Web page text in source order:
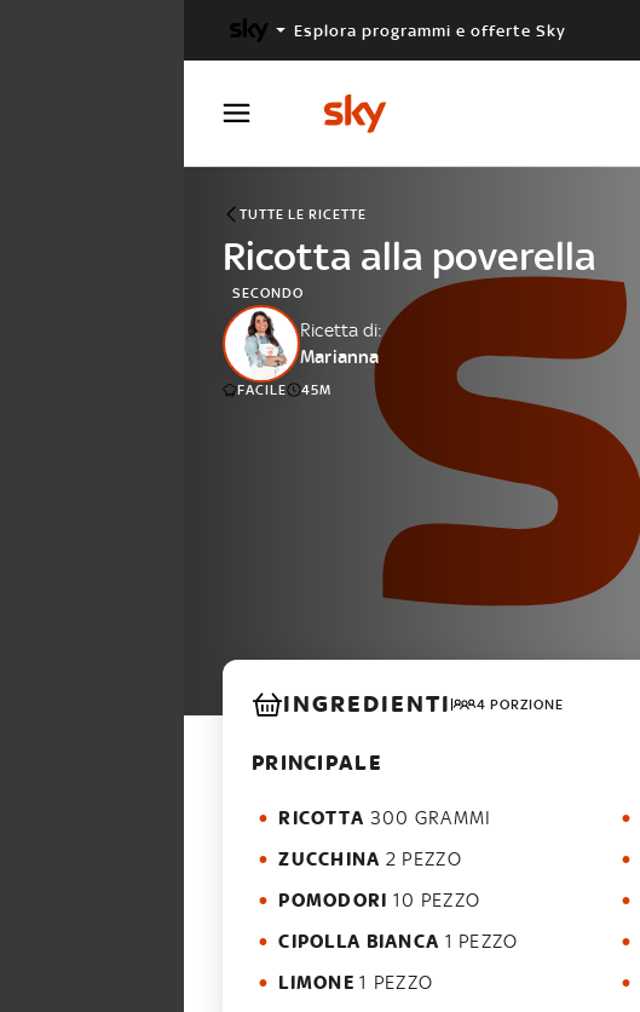
Esplora programmi e offerte Sky
TUTTE LE RICETTE
Ricotta alla poverella
SECONDO
Ricetta di:
Marianna
FACILE 45M
INGREDIENTI 4 PORZIONE
PRINCIPALE
RICOTTA 300 GRAMMI
ZUCCHINA 2 PEZZO
POMODORI 10 PEZZO
CIPOLLA BIANCA 1 PEZZO
LIMONE 1 PEZZO